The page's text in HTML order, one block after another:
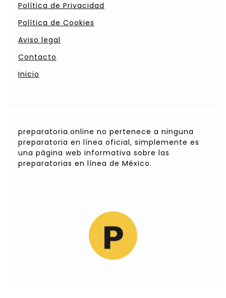
Política de Privacidad
Política de Cookies
Aviso legal
Contacto
Inicio
preparatoria.online no pertenece a ninguna
preparatoria en línea oficial, simplemente es
una página web informativa sobre las
preparatorias en línea de México.